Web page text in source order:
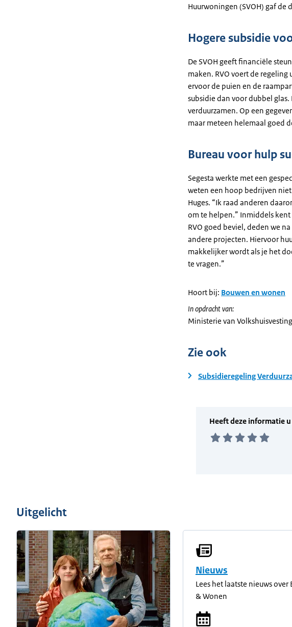
Huurwoningen (SVOH) gaf de
Hogere subsidie
De SVOH geeft financiële
maken. RVO voert de
ervoor de puien en de
subsidie dan voor dubbel
verduurzamen. Op een
maar meteen helemaal goed
Bureau voor hulp
Segesta werkte met een
weten een hoop bedrijven niet
Huges. “Ik raad anderen
om te helpen.” Inmiddels kent
RVO goed beviel, deden we
andere projecten. Hiervoor
makkelijker wordt als je het
te vragen.”
Hoort bij: Bouwen en wonen
In opdracht van:
Ministerie van
Zie ook
Subsidieregeling
Uitgelicht
Nieuws
Lees het laatste nieuws over
& Wonen